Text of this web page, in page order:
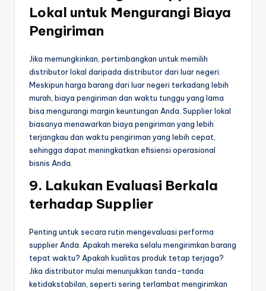
Lokal untuk Mengurangi Biaya
Pengiriman
Jika memungkinkan, pertimbangkan untuk memilih
distributor lokal daripada distributor dari luar negeri.
Meskipun harga barang dari luar negeri terkadang lebih
murah, biaya pengiriman dan waktu tunggu yang lama
bisa mengurangi margin keuntungan Anda. Supplier lokal
biasanya menawarkan biaya pengiriman yang lebih
terjangkau dan waktu pengiriman yang lebih cepat,
sehingga dapat meningkatkan efisiensi operasional
bisnis Anda.
9. Lakukan Evaluasi Berkala
terhadap Supplier
Penting untuk secara rutin mengevaluasi performa
supplier Anda. Apakah mereka selalu mengirimkan barang
tepat waktu? Apakah kualitas produk tetap terjaga?
Jika distributor mulai menunjukkan tanda-tanda
ketidakstabilan, seperti sering terlambat mengirimkan